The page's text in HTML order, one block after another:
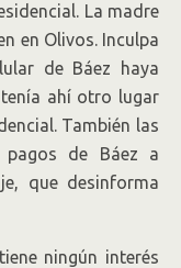
La madre
en Olivos. Inculpa
de Báez haya
ahí otro lugar
También las
pagos de Báez a
que desinforma
ningún interés